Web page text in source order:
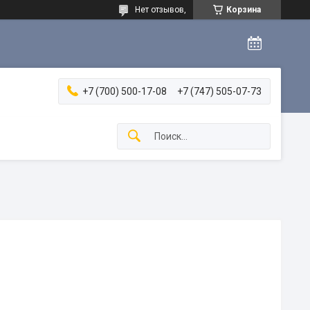
Корзина
Нет отзывов,
+7 (700) 500-17-08 +7 (747) 505-07-73